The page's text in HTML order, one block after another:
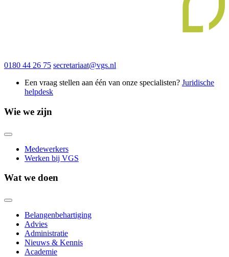
0180 44 26 75 secretariaat@vgs.nl
Een vraag stellen aan één van onze specialisten? Juridische
helpdesk
Wie we zijn
Medewerkers
Werken bij VGS
Wat we doen
Belangenbehartiging
Advies
Administratie
Nieuws & Kennis
Academie